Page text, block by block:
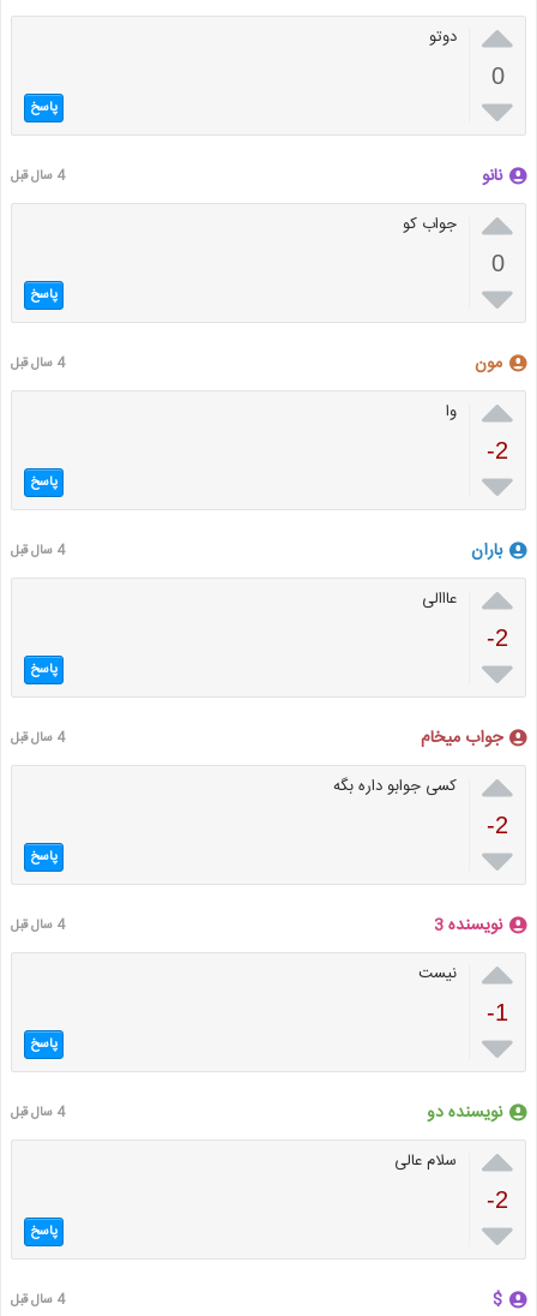

0

دوتو
پاسخ
نانو 4 سال قبل

0

جواب کو
پاسخ
مون 4 سال قبل

-2

وا
پاسخ
باران 4 سال قبل

-2

عااالی
پاسخ
جواب میخام 4 سال قبل

-2

کسی جوابو داره بگه
پاسخ
نویسنده 3 4 سال قبل

-1

نیست
پاسخ
نویسنده دو 4 سال قبل

-2

سلام عالی
پاسخ
$ 4 سال قبل